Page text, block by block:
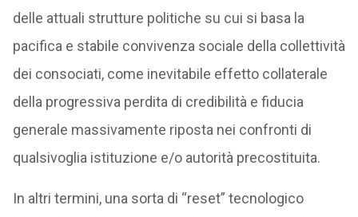
delle attuali strutture politiche su cui si basa la
pacifica e stabile convivenza sociale della collettività
dei consociati, come inevitabile effetto collaterale
della progressiva perdita di credibilità e fiducia
generale massivamente riposta nei confronti di
qualsivoglia istituzione e/o autorità precostituita.
In altri termini, una sorta di “reset” tecnologico